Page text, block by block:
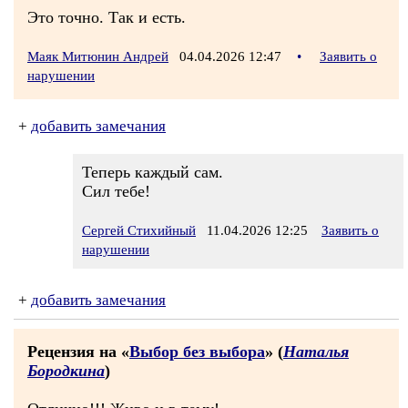
Это точно. Так и есть.
Маяк Митюнин Андрей 04.04.2026 12:47 •
Заявить о
нарушении
+ добавить замечания
Теперь каждый сам.
Сил тебе!
Сергей Стихийный 11.04.2026 12:25
Заявить о
нарушении
+ добавить замечания
Рецензия на «Выбор без выбора» (Наталья
Бородкина)